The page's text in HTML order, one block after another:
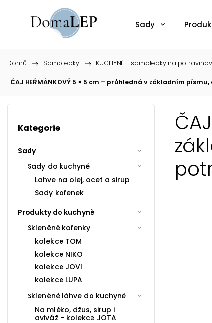
Sady
Domů / Samolepky / KUCHYNĚ - samolepky na
ČAJ HEŘMÁNKOVÝ 5 × 5 cm – průhledná v základním
Kategorie
Sady
Sady do kuchyně
Lahve na olej, ocet a sirup
Sady kořenek
Produkty do kuchyně
Skleněné kořenky
kolekce TOM
kolekce NIKO
kolekce JOVI
kolekce LUPA
Skleněné láhve do kuchyně
Na mléko, džus, sirup i
aviváž – kolekce JOTA